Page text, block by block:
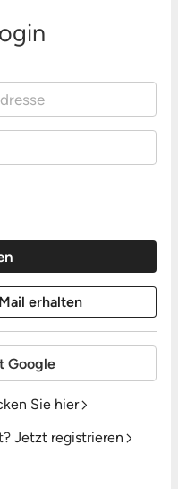
Google
Sie hier
Jetzt registrieren